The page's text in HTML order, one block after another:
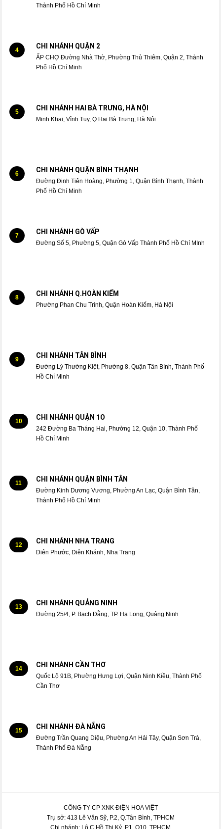
Thành Phố Hồ Chí Minh
4 CHI NHÁNH QUẬN 2
ẤP CHỢ Đường Nhà Thờ, Phường Thủ Thiêm, Quận 2, Thành
Phố Hồ Chí Minh
5 CHI NHÁNH HAI BÀ TRƯNG, HÀ NỘI
Minh Khai, Vĩnh Tuy, Q.Hai Bà Trưng, Hà Nội
6 CHI NHÁNH QUẬN BÌNH THẠNH
Đường Đinh Tiên Hoàng, Phường 1, Quận Bình Thạnh, Thành
Phố Hồ Chí Minh
7 CHI NHÁNH GÒ VẤP
Đường Số 5, Phường 5, Quận Gò Vấp Thành Phố Hồ Chí MInh
8 CHI NHÁNH Q.HOÀN KIẾM
Phường Phan Chu Trinh, Quận Hoàn Kiếm, Hà Nội
9 CHI NHÁNH TÂN BÌNH
Đường Lý Thường Kiệt, Phường 8, Quận Tân Bình, Thành Phố
Hồ Chí Minh
10 CHI NHÁNH QUẬN 1O
242 Đường Ba Tháng Hai, Phường 12, Quận 10, Thành Phố
Hồ Chí Minh
11 CHI NHÁNH QUẬN BÌNH TÂN
Đường Kinh Dương Vương, Phường An Lạc, Quận Bình Tân,
Thành Phố Hồ Chí Minh
12 CHI NHÁNH NHA TRANG
Diên Phước, Diên Khánh, Nha Trang
13 CHI NHÁNH QUẢNG NINH
Đường 25/4, P. Bạch Đằng, TP. Hạ Long, Quảng Ninh
14 CHI NHÁNH CẦN THƠ
Quốc Lộ 91B, Phường Hưng Lợi, Quận Ninh Kiều, Thành Phố
Cần Thơ
15 CHI NHÁNH ĐÀ NẴNG
Đường Trần Quang Diệu, Phường An Hải Tây, Quận Sơn Trà,
Thành Phố Đà Nẵng
CÔNG TY CP XNK ĐIỆN HOA VIỆT
Trụ sở: 413 Lê Văn Sỹ, P.2, Q.Tân Bình, TPHCM